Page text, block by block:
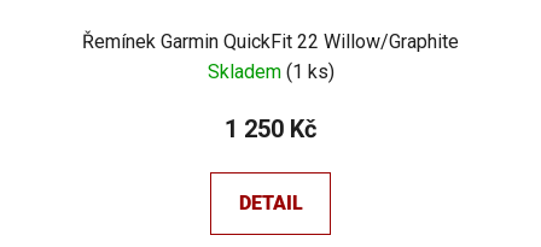
Řemínek Garmin QuickFit 22 Willow/Graphite
Skladem (1 ks)
1 250 Kč
DETAIL